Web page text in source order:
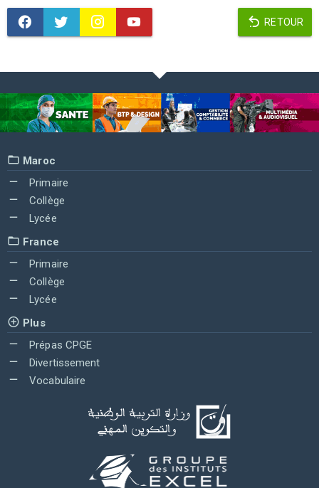
RETOUR
Maroc
Primaire
Collège
Lycée
France
Primaire
Collège
Lycée
Plus
Prépas CPGE
Divertissement
Vocabulaire